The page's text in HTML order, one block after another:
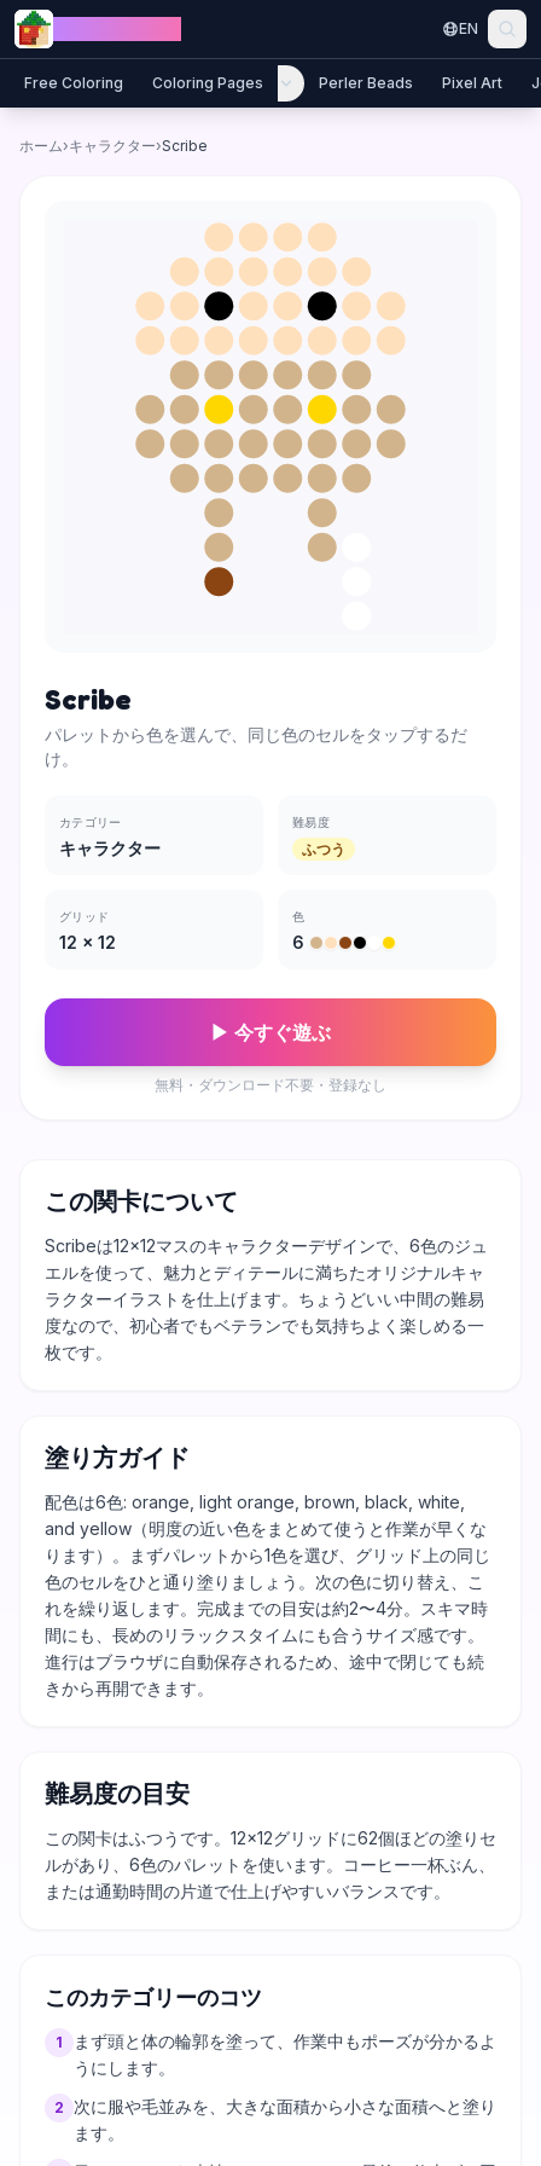
Skip to content
EN
Free Coloring Coloring Pages Perler Beads Pixel Art
ホーム›キャラクター›Scribe
Scribe
パレットから色を選んで、同じ色のセルをタップするだ
け。
カテゴリー
キャラクター
難易度
ふつう
グリッド
12 × 12
色
6
▶ 今すぐ遊ぶ
無料・ダウンロード不要・登録なし
この関卡について
Scribeは12×12マスのキャラクターデザインで、6色のジュ
エルを使って、魅力とディテールに満ちたオリジナルキャ
ラクターイラストを仕上げます。ちょうどいい中間の難易
度なので、初心者でもベテランでも気持ちよく楽しめる一
枚です。
塗り方ガイド
配色は6色: orange, light orange, brown, black, white,
and yellow（明度の近い色をまとめて使うと作業が早くな
ります）。まずパレットから1色を選び、グリッド上の同じ
色のセルをひと通り塗りましょう。次の色に切り替え、こ
れを繰り返します。完成までの目安は約2〜4分。スキマ時
間にも、長めのリラックスタイムにも合うサイズ感です。
進行はブラウザに自動保存されるため、途中で閉じても続
きから再開できます。
難易度の目安
この関卡はふつうです。12×12グリッドに62個ほどの塗りセ
ルがあり、6色のパレットを使います。コーヒー一杯ぶん、
または通勤時間の片道で仕上げやすいバランスです。
このカテゴリーのコツ
1
まず頭と体の輪郭を塗って、作業中もポーズが分かるよ
うにします。
2
次に服や毛並みを、大きな面積から小さな面積へと塗り
ます。